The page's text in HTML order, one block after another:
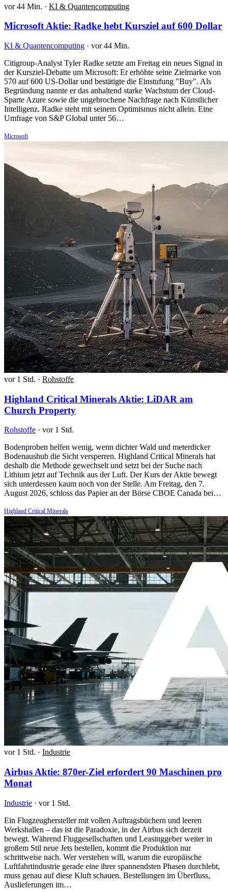
vor 44 Min. · KI & Quantencomputing
Microsoft Aktie: Radke hebt Kursziel auf 600 Dollar
KI & Quantencomputing · vor 44 Min.
Citigroup-Analyst Tyler Radke setzte am Freitag ein neues Signal in
der Kursziel-Debatte um Microsoft: Er erhöhte seine Zielmarke von
570 auf 600 US-Dollar und bestätigte die Einstufung "Buy". Als
Begründung nannte er das anhaltend starke Wachstum der Cloud-
Sparte Azure sowie die ungebrochene Nachfrage nach Künstlicher
Intelligenz. Radke steht mit seinem Optimismus nicht allein. Eine
Umfrage von S&P Global unter 56…
Microsoft
vor 1 Std. · Rohstoffe
Highland Critical Minerals Aktie: LiDAR am
Church Property
Rohstoffe · vor 1 Std.
Bodenproben helfen wenig, wenn dichter Wald und meterdicker
Bodenaushub die Sicht versperren. Highland Critical Minerals hat
deshalb die Methode gewechselt und setzt bei der Suche nach
Lithium jetzt auf Technik aus der Luft. Der Kurs der Aktie bewegt
sich unterdessen kaum noch von der Stelle. Am Freitag, den 7.
August 2026, schloss das Papier an der Börse CBOE Canada bei…
Highland Critical Minerals
vor 1 Std. · Industrie
Airbus Aktie: 870er-Ziel erfordert 90 Maschinen pro
Monat
Industrie · vor 1 Std.
Ein Flugzeughersteller mit vollen Auftragsbüchern und leeren
Werkshallen – das ist die Paradoxie, in der Airbus sich derzeit
bewegt. Während Fluggesellschaften und Leasinggeber weiter in
großem Stil neue Jets bestellen, kommt die Produktion nur
schrittweise nach. Wer verstehen will, warum die europäische
Luftfahrtindustrie gerade eine ihrer spannendsten Phasen durchlebt,
muss genau auf diese Kluft schauen. Bestellungen im Überfluss,
Auslieferungen im…